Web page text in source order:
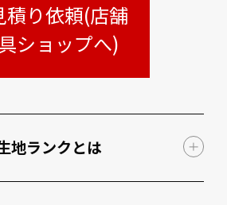
積り依頼(店舗
ショップへ)
地ランクとは